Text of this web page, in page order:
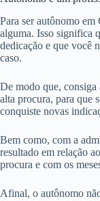
Para ser autônomo
alguma. Isso significa
dedicação e que você
caso.
De modo que, consiga
alta procura, para que
conquiste novas
Bem como, com a
resultado em relação
procura e com os
Afinal, o autônomo